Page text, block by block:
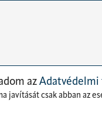
az
javítását csak abban az